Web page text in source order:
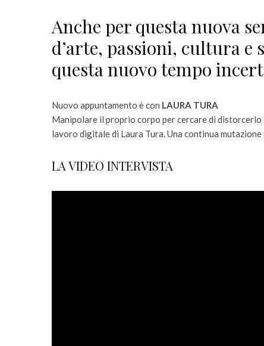
Anche per questa nuova
d’arte, passioni, cultura
questa nuovo tempo
Nuovo appuntamento è con LAURA TURA
Manipolare il proprio corpo per cercare di
lavoro digitale di Laura Tura. Una continua
LA VIDEO INTERVISTA